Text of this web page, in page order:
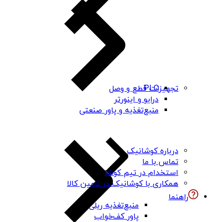
PLC
درایو و اینورتر
منبع‌تغذیه و پاور صنعتی
منبع‌تغذیه ریلی
پاور کف‌خواب
تجهیزات قطع و وصل
درباره کوشانیک
تماس با ما
استخدام در تیم کوشا
همکاری با کوشانیک در تامین کالا
راهنما